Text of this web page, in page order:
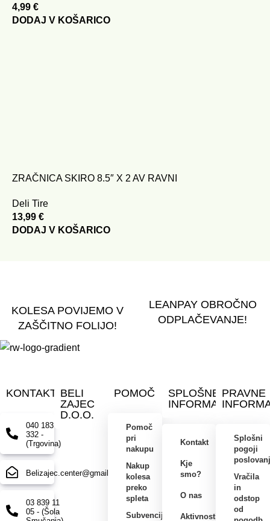
4,99 €
DODAJ V KOŠARICO
ZRAČNICA SKIRO 8.5″ X 2 AV RAVNI
Deli Tire
13,99 €
DODAJ V KOŠARICO
KOLESA POVIJEMO V
ZAŠČITNO FOLIJO!
LEANPAY OBROČNO
ODPLAČEVANJE!
KONTAKT
040 183
332 -
(Trgovina)
Belizajec.center@gmail.com
03 839 11
05 - (Šola
BELI
ZAJEC
D.O.O.
POMOČ
Pomoč
pri
nakupu
Nakup
kolesa
preko
spleta
Subvencije
SPLOŠNE
INFORMACIJE
Kontakt
Kje
smo?
O nas
Aktivnosti
PRAVNE
Splošni
pogoji
Vračila
in
odstop
od